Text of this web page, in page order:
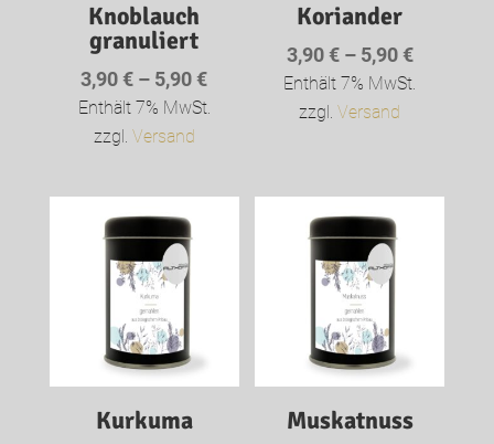
Knoblauch
granuliert
3,90€ – 5,90€Preisspanne:
3,90 €
Enthält 7% MwSt.
zzgl. Versand
Koriander
3,90€ – 5,90€
3,90 €
Enthält 7% MwSt.
zzgl.Versand
Kurkuma Muskatnuss